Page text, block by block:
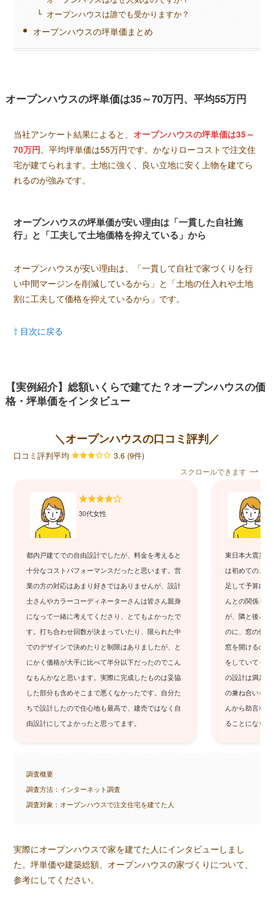
オープンハウスは誰でも受かりますか？
オープンハウスの坪単価まとめ
オープンハウスの坪単価は35～70万円、平均55万円
当社アンケート結果によると、オープンハウスの坪単価は35～
70万円。平均坪単価は55万円です。かなりローコストで注文住
宅が建てられます。土地に強く、良い立地に安く上物を建てら
れるのが強みです。
オープンハウスの坪単価が安い理由は「一貫した自社施
行」と「工夫して土地価格を抑えている」から
オープンハウスが安い理由は、「一貫して自社で家づくりを行
い中間マージンを削減しているから」と「土地の仕入れや土地
割に工夫して価格を抑えているから」です。
⇧ 目次に戻る
【実例紹介】総額いくらで建てた？オープンハウスの価
格・坪単価をインタビュー
＼オープンハウスの口コミ評判／
口コミ評判平均 3.6 (9件)
スクロールできます
30代女性
都内戸建てでの自由設計でしたが、料金を考えると
十分なコストパフォーマンスだったと思います。営
業の方の対応はあまり好きではありませんが、設計
士さんやカラーコーディネーターさんは皆さん親身
になって一緒に考えてくださり、とてもよかったで
す。打ち合わせ回数が決まっていたり、限られた中
でのデザインで決めたりと制限はありましたが、と
にかく価格が大手に比べて半分以下だったのでこん
なもんかなと思います。実際に完成したものは妥協
した部分も含めそこまで悪くなかったです。自分た
ちで設計したので住心地も最高で、建売ではなく自
由設計にしてよかったと思ってます。
東日本大震災
は初めてのこ
足して予算内
んとの関係も
が、隣と後ろ
のに、窓の位
窓を開けるの
をしていても
の設計は満足
の兼ね合いを
んから助言な
ることになりま
調査概要
調査方法：インターネット調査
調査対象：オープンハウスで注文住宅を建てた人
実際にオープンハウスで家を建てた人にインタビューしまし
た。坪単価や建築総額、オープンハウスの家づくりについて、
参考にしてください。